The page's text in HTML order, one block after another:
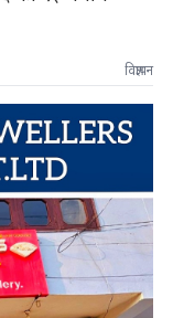
विज्ञापन